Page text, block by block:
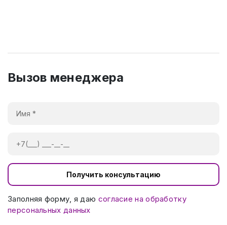
Вызов менеджера
Получить консультацию
Заполняя форму, я даю согласие на обработку
персональных данных